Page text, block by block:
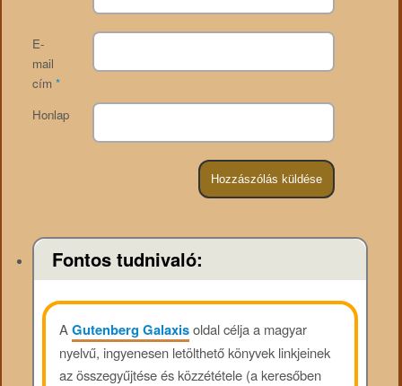
E-
mail
cím *
Honlap
Fontos tudnivaló:
AGutenberg Galaxisoldal célja a magyar
nyelvű, ingyenesen letölthető könyvek linkjeinek
az összegyűjtése és közzététele (a keresőben